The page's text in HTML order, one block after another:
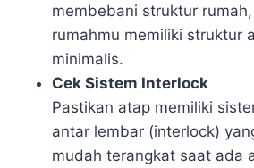
membebani struktur
rumahmu memiliki struktur
minimalis.
Cek Sistem Interlock
Pastikan atap memiliki
antar lembar (interlock)
mudah terangkat saat ada